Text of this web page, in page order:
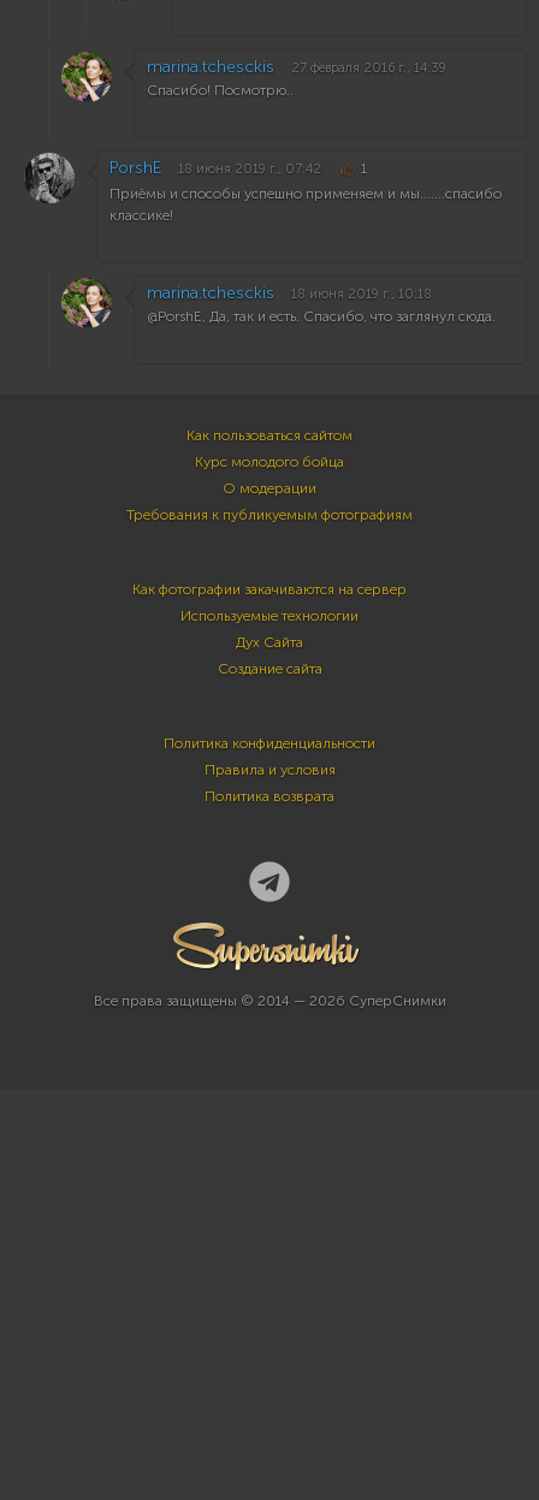
marina.tchesckis 27 февраля 2016 г., 14:39
Спасибо! Посмотрю..
PorshE 18 июня 2019 г., 07:42 1
Приёмы и способы успешно применяем и мы.......спасибо
классике!
marina.tchesckis 18 июня 2019 г., 10:18
@PorshE, Да, так и есть. Спасибо, что заглянул сюда.
Как пользоваться сайтом
Курс молодого бойца
О модерации
Требования к публикуемым фотографиям
Как фотографии закачиваются на сервер
Используемые технологии
Дух Сайта
Создание сайта
Политика конфиденциальности
Правила и условия
Политика возврата
Все права защищены © 2014 — 2026 СуперСнимки